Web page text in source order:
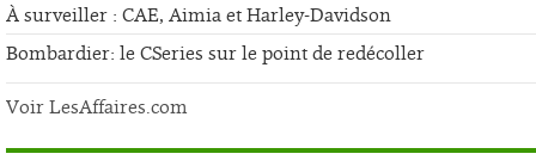
À surveiller : CAE, Aimia et Harley-Davidson
Bombardier: le CSeries sur le point de redécoller
Voir LesAffaires.com